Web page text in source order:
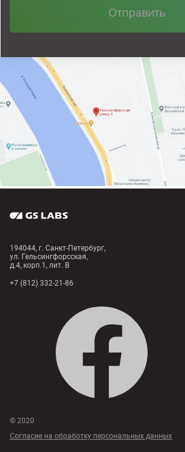
Отправить
194044, г. Санкт-Петербург,
ул. Гельсингфорсская,
д.4, корп.1, лит. В
+7 (812) 332-21-86
© 2020
Согласие на обработку персональных данных